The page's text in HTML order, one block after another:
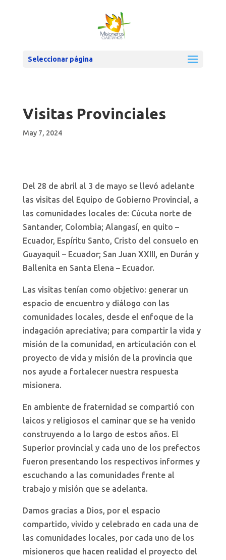
Seleccionar página
Visitas Provinciales
May 7, 2024
Del 28 de abril al 3 de mayo se llevó adelante
las visitas del Equipo de Gobierno Provincial, a
las comunidades locales de: Cúcuta norte de
Santander, Colombia; Alangasí, en quito –
Ecuador, Espíritu Santo, Cristo del consuelo en
Guayaquil – Ecuador; San Juan XXIII, en Durán y
Ballenita en Santa Elena – Ecuador.
Las visitas tenían como objetivo: generar un
espacio de encuentro y diálogo con las
comunidades locales, desde el enfoque de la
indagación apreciativa; para compartir la vida y
misión de la comunidad, en articulación con el
proyecto de vida y misión de la provincia que
nos ayude a fortalecer nuestra respuesta
misionera.
En ambiente de fraternidad se compartió con
laicos y religiosos el caminar que se ha venido
construyendo a lo largo de estos años. El
Superior provincial y cada uno de los prefectos
fueron presentando los respectivos informes y
escuchando a las comunidades frente al
trabajo y misión que se adelanta.
Damos gracias a Dios, por el espacio
compartido, vivido y celebrado en cada una de
las comunidades locales, por cada uno de los
misioneros que hacen realidad el proyecto del